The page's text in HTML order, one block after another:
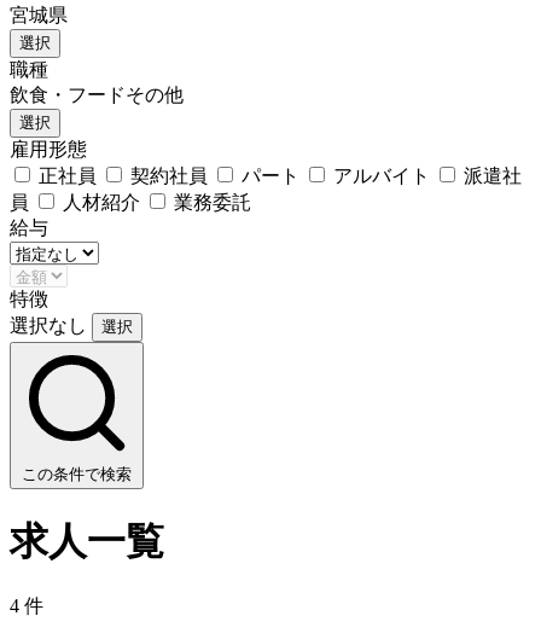
宮城県
選択
職種
飲食・フードその他
選択
雇用形態
正社員
契約社員 パート アルバイト
派遣社
員
人材紹介
業務委託
給与
特徴
選択なし
選択
この条件で検索
求人一覧
4 件